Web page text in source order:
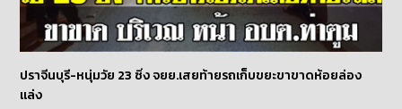
ปราจีนบุรี-หนุ่มวัย 23 ซิ่ง จยย.เสยท้ายรถเก็บขยะขาขาดห้อยล่อง
แล่ง